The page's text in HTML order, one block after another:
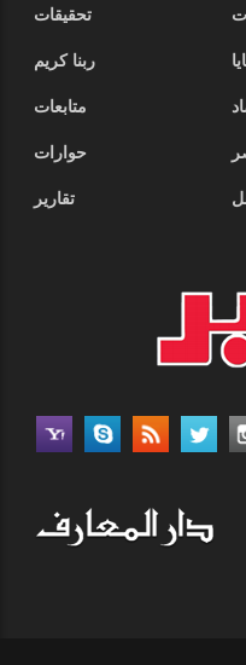
تحقيقات
ربنا كريم
متابعات
حوارات
تقارير